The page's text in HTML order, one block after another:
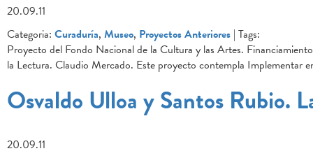
20.09.11
Categoria: Curaduría, Museo, Proyectos Anteriores | Tags:
Proyecto del Fondo Nacional de la Cultura y las Artes.
la Lectura. Claudio Mercado. Este proyecto contempla Implementar
Osvaldo Ulloa y Santos Rubio.
20.09.11